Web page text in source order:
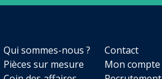
Qui sommes-nous ?
Contact
Pièces sur mesure
Mon compte